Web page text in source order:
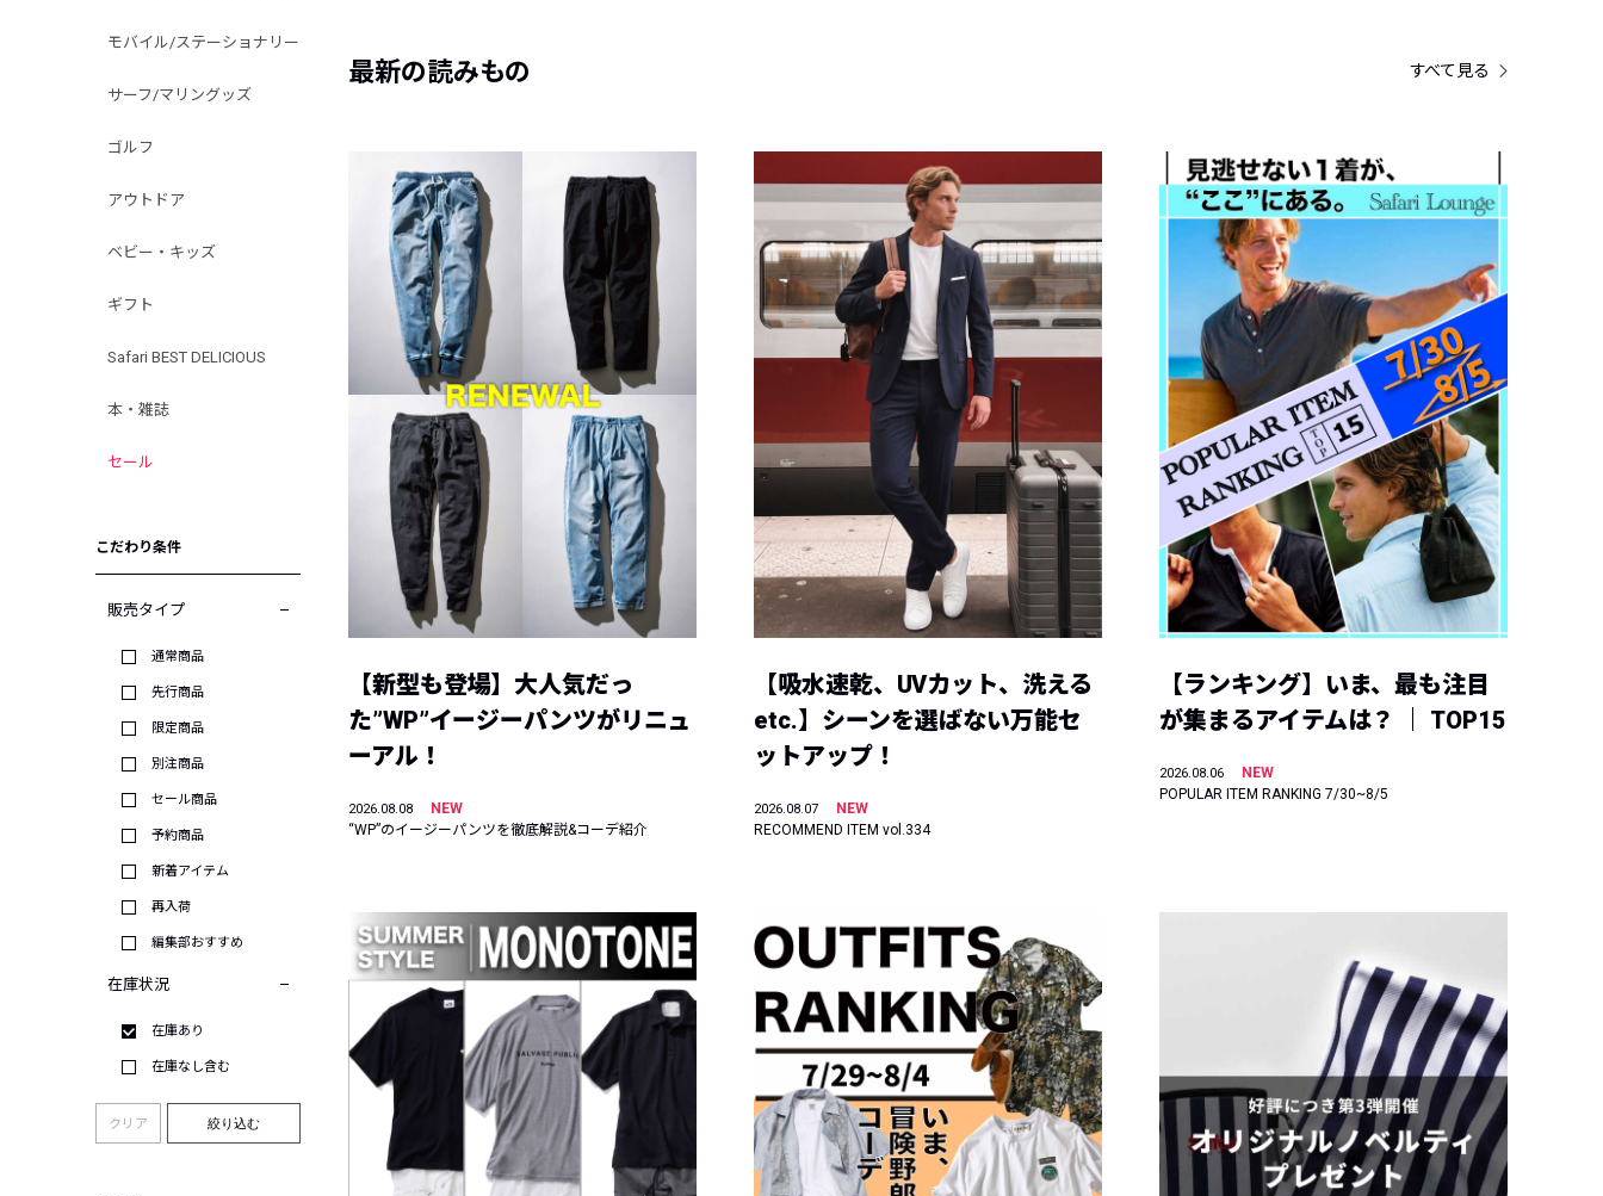
モバイル/ステーショナリー
サーフ/マリングッズ
ゴルフ
アウトドア
ベビー・キッズ
ギフト
Safari BEST DELICIOUS
本・雑誌
セール
こだわり条件
販売タイプ
通常商品
先行商品
限定商品
別注商品
セール商品
予約商品
新着アイテム
再入荷
編集部おすすめ
在庫状況
在庫あり
在庫なし含む
クリア 絞り込む
最新の読みもの すべて見る
【新型も登場】大人気だっ
た”WP”イージーパンツがリニュ
ーアル！
2026.08.08
NEW
“WP”のイージーパンツを徹底解説&コーデ紹介
【吸水速乾、UVカット、洗える
etc.】シーンを選ばない万能セ
ットアップ！
2026.08.07
NEW
RECOMMEND ITEM vol.334
【ランキング】いま、最も注目
が集まるアイテムは？ ｜ TOP15
2026.08.06
NEW
POPULAR ITEM RANKING 7/30~8/5